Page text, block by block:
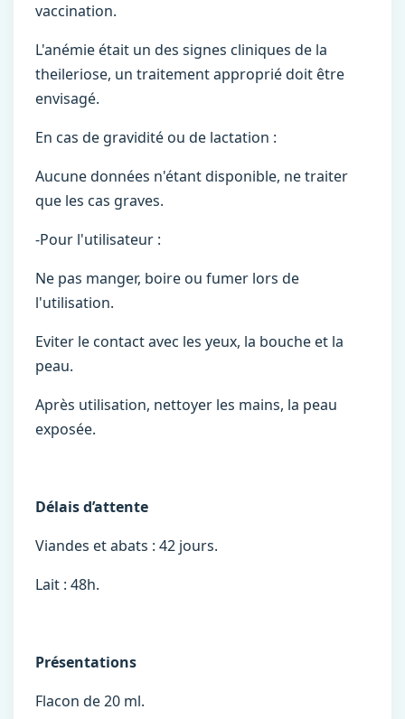
vaccination.
L'anémie était un des signes cliniques de la
theileriose, un traitement approprié doit être
envisagé.
En cas de gravidité ou de lactation :
Aucune données n'étant disponible, ne traiter
que les cas graves.
-Pour l'utilisateur :
Ne pas manger, boire ou fumer lors de
l'utilisation.
Eviter le contact avec les yeux, la bouche et la
peau.
Après utilisation, nettoyer les mains, la peau
exposée.
Délais d’attente
Viandes et abats : 42 jours.
Lait : 48h.
Présentations
Flacon de 20 ml.